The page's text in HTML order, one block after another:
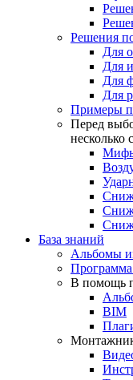
Решения
Для
Для
Для
Для
Примеры
Перед
несколько
Мифы
База знаний
Альбомы
Программа
В помощь
BIM